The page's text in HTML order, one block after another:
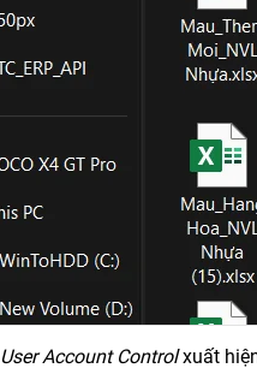
User Account Controlxuất